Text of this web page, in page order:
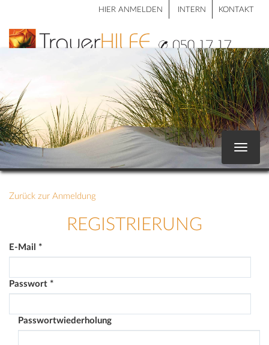
HIER ANMELDEN INTERN KONTAKT
Toggle
Zurück zur Anmeldung
REGISTRIERUNG
E-Mail *
Passwort *
Passwortwiederholung